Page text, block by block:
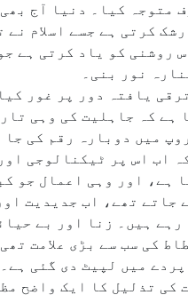
متوجہ کیا۔ دنیا آج
کرتی ہے جسے اسلام نے
روشنی کو یاد کرتی ہے
نور بنی۔
یافتہ دور پر غور
ہے کہ جاہلیت کی وہی
میں دوبارہ رقم کی جا
اب اس پر ٹیکنالوجی
ہے، اور وہی اعمال جو
جاتے تھے، اب جدیدیت
رہے ہیں۔ زنا اور بے
کی سب سے بڑی علامت
میں لپیٹ دی گئی
کی تذلیل کا ایک واضح